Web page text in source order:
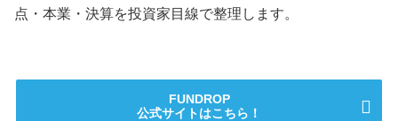
点・本業・決算を投資家目線で整理します。
FUNDROP
公式サイトはこちら！